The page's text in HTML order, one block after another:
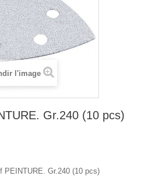
l'image
Gr.240 (10 pcs)
PEINTURE. Gr.240 (10 pcs)